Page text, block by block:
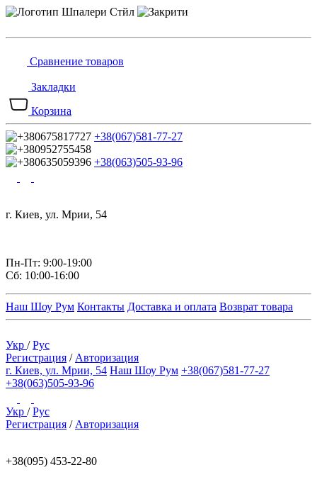
Сравнение товаров
Закладки
Корзина
+38(067)581-77-27
+38(063)505-93-96
г. Киев, ул. Мрии, 54
Пн-Пт: 9:00-19:00
Сб: 10:00-16:00
Наш Шоу Рум Контакты Доставка и оплата Возврат товара
Укр /Рус
Регистрация / Авторизация
г. Киев, ул. Мрии, 54 Наш Шоу Рум +38(067)581-77-27
+38(063)505-93-96
Укр /Рус
Регистрация / Авторизация
+38(095) 453-22-80